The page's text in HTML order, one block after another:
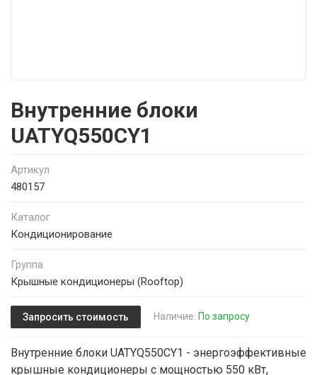
Внутренние блоки
UATYQ550CY1
Артикул
480157
Каталог
Кондиционирование
Группа
Крышные кондиционеры (Rooftop)
Запросить стоимость Наличие: По запросу
Внутренние блоки UATYQ550CY1 - энергоэффективные
крышные кондиционеры с мощностью 550 кВт,